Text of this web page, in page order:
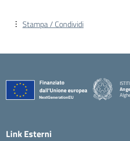
Stampa / Condividi
—
Link Esterni